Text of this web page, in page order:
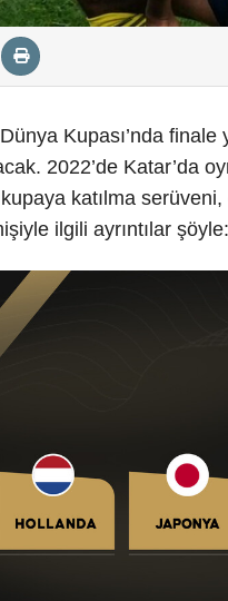
Kupası’nda
2022’de Katar’da
katılma
ilgili ayrıntılar şöyle: